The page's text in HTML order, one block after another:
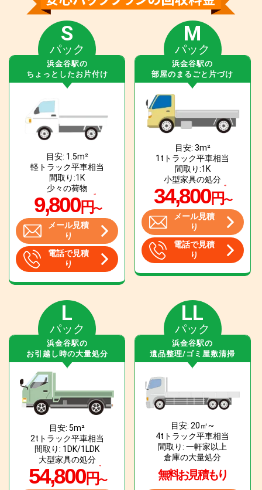
S
パック
浜金谷駅の
ちょっとしたお片付け
目安: 1.5m²
軽トラック平車相当
間取り:1K
少々の荷物
9,800円〜
メール見積
り
電話で見積
り
M
パック
浜金谷駅の
部屋のまるごと片づけ
目安: 3m²
1tトラック平車相当
間取り:1K
小型家具の処分
34,800円〜
メール見積
り
電話で見積
り
L
パック
浜金谷駅の
お引越し時の大量処分
目安: 5m²
2tトラック平車相当
間取り: 1DK/1LDK
大型家具の処分
54,800円〜
LL
パック
浜金谷駅の
遺品整理/ゴミ屋敷清掃
目安: 20㎡~
4tトラック平車相当
間取り: 一軒家以上
倉庫の大量処分
無料お見積もり